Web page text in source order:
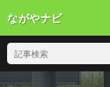
ながやナビ